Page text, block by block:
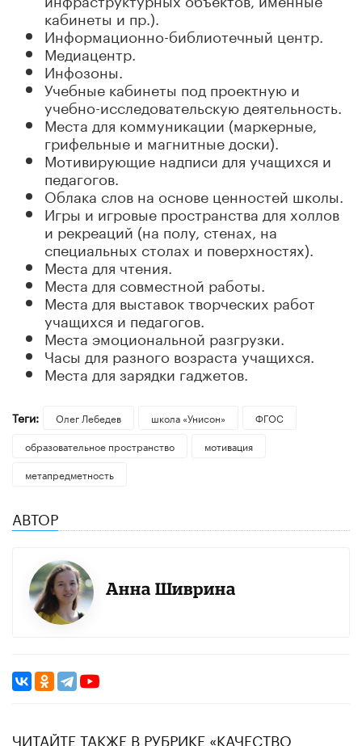
кабинеты и пр.).
Информационно-библиотечный центр.
Медиацентр.
Инфозоны.
Учебные кабинеты под проектную и
учебно-исследовательскую деятельность.
Места для коммуникации (маркерные,
грифельные и магнитные доски).
Мотивирующие надписи для учащихся и
педагогов.
Облака слов на основе ценностей школы.
Игры и игровые пространства для холлов
и рекреаций (на полу, стенах, на
специальных столах и поверхностях).
Места для чтения.
Места для совместной работы.
Места для выставок творческих работ
учащихся и педагогов.
Места эмоциональной разгрузки.
Часы для разного возраста учащихся.
Места для зарядки гаджетов.
Теги: Олег Лебедев школа «Унисон»
ФГОС
образовательное пространство
мотивация
метапредметность
АВТОР
Анна Шиврина
ЧИТАЙТЕ ТАКЖЕ В РУБРИКЕ «КАЧЕСТВО